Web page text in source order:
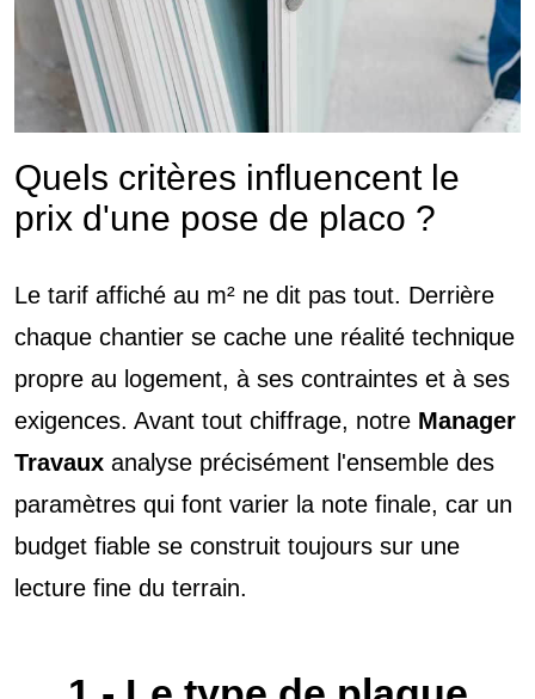
Quels critères influencent le
prix d'une pose de placo ?
Le tarif affiché au m² ne dit pas tout. Derrière
chaque chantier se cache une réalité technique
propre au logement, à ses contraintes et à ses
exigences. Avant tout chiffrage, notre Manager
Travaux analyse précisément l'ensemble des
paramètres qui font varier la note finale, car un
budget fiable se construit toujours sur une
lecture fine du terrain.